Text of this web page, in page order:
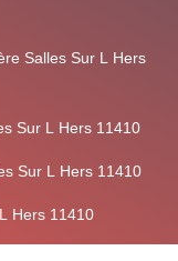
Salles Sur L Hers
Sur L Hers 11410
Sur L Hers 11410
Hers 11410